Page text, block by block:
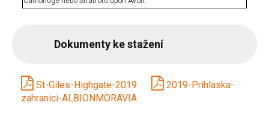
Dokumenty ke stažení
St-Giles-Highgate-2019
2019-Prihlaska-
zahranici-ALBIONMORAVIA